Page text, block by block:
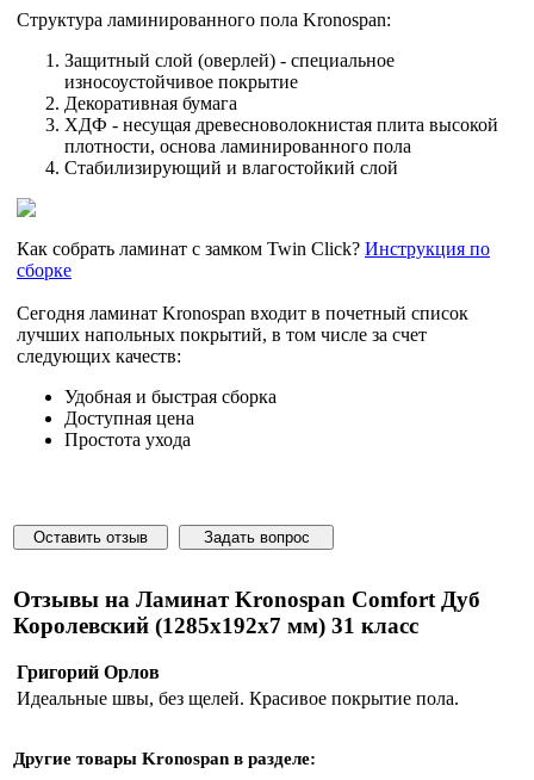
Структура ламинированного пола Kronospan:
Защитный слой (оверлей) - специальное
износоустойчивое покрытие
Декоративная бумага
ХДФ - несущая древесноволокнистая плита высокой
плотности, основа ламинированного пола
Стабилизирующий и влагостойкий слой
Как собрать ламинат с замком Twin Click? Инструкция по
сборке
Сегодня ламинат Kronospan входит в почетный список
лучших напольных покрытий, в том числе за счет
следующих качеств:
Удобная и быстрая сборка
Доступная цена
Простота ухода
Оставить отзыв Задать вопрос
Отзывы на Ламинат Kronospan Comfort Дуб
Королевский (1285x192x7 мм) 31 класс
Григорий Орлов
Идеальные швы, без щелей. Красивое покрытие пола.
Другие товары Kronospan в разделе: